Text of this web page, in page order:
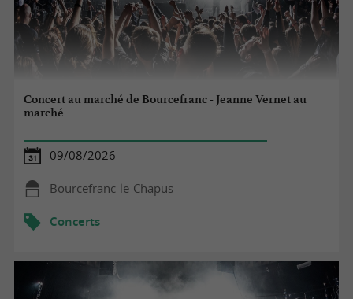
Concert au marché de Bourcefranc - Jeanne Vernet au
marché
09/08/2026
Bourcefranc-le-Chapus
Concerts